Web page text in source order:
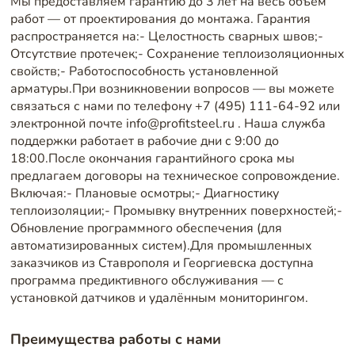
работ — от проектирования до монтажа. Гарантия
распространяется на:- Целостность сварных швов;-
Отсутствие протечек;- Сохранение теплоизоляционных
свойств;- Работоспособность установленной
арматуры.При возникновении вопросов — вы можете
связаться с нами по телефону +7 (495) 111-64-92 или
электронной почте info@profitsteel.ru . Наша служба
поддержки работает в рабочие дни с 9:00 до
18:00.После окончания гарантийного срока мы
предлагаем договоры на техническое сопровождение.
Включая:- Плановые осмотры;- Диагностику
теплоизоляции;- Промывку внутренних поверхностей;-
Обновление программного обеспечения (для
автоматизированных систем).Для промышленных
заказчиков из Ставрополя и Георгиевска доступна
программа предиктивного обслуживания — с
установкой датчиков и удалённым мониторингом.
Преимущества работы с нами